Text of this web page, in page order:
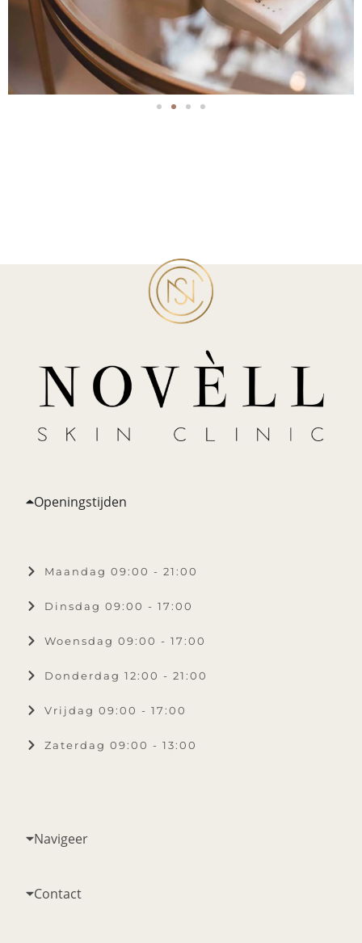
Openingstijden
Maandag 09:00 - 21:00
Dinsdag 09:00 - 17:00
Woensdag 09:00 - 17:00
Donderdag 12:00 - 21:00
Vrijdag 09:00 - 17:00
Zaterdag 09:00 - 13:00
Navigeer
Contact